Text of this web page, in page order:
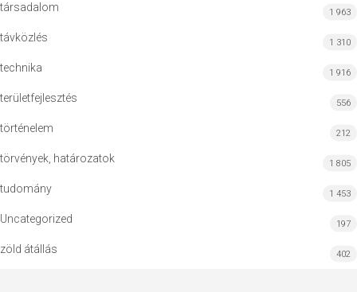
társadalom 1 963
távközlés 1 310
technika 1 916
területfejlesztés 556
történelem 212
törvények, határozatok 1 805
tudomány 1 453
Uncategorized 197
zöld átállás 402